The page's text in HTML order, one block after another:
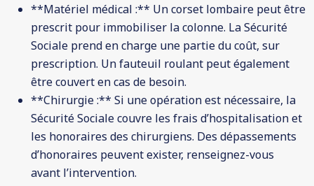
**Matériel médical :** Un corset lombaire peut être
prescrit pour immobiliser la colonne. La Sécurité
Sociale prend en charge une partie du coût, sur
prescription. Un fauteuil roulant peut également
être couvert en cas de besoin.
**Chirurgie :** Si une opération est nécessaire, la
Sécurité Sociale couvre les frais d’hospitalisation et
les honoraires des chirurgiens. Des dépassements
d’honoraires peuvent exister, renseignez-vous
avant l’intervention.